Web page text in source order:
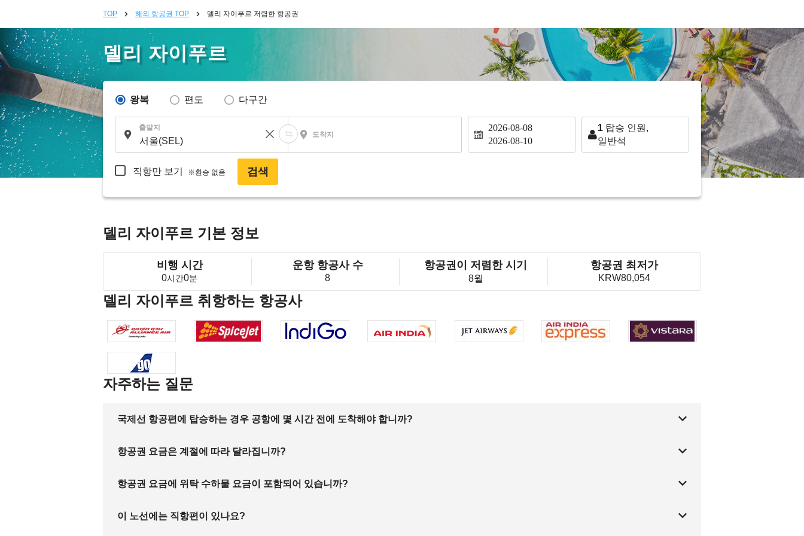
TOP 해외 항공권 TOP 델리 자이푸르 저렴한 항공권
델리 자이푸르
왕복 편도 다구간
출발지
도착지
2026-08-08
2026-08-10
1 탑승 인원,
일반석
직항만 보기 ※환승 없음 검색
델리 자이푸르 기본 정보
비행 시간
0시간0분
운항 항공사 수
8
항공권이 저렴한 시기
8월
항공권 최저가
KRW80,054
델리 자이푸르 취항하는 항공사
자주하는 질문
국제선 항공편에 탑승하는 경우 공항에 몇 시간 전에 도착해야 합니까?
항공권 요금은 계절에 따라 달라집니까?
항공권 요금에 위탁 수하물 요금이 포함되어 있습니까?
이 노선에는 직항편이 있나요?